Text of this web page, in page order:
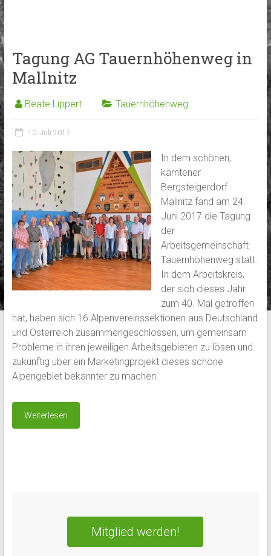
Tagung AG Tauernhöhenweg in
Mallnitz
Beate Lippert Tauernhöhenweg
10. Juli 2017
In dem schönen,
kärntener
Bergsteigerdorf
Mallnitz fand am 24.
Juni 2017 die Tagung
der
Arbeitsgemeinschaft
Tauernhöhenweg statt.
In dem Arbeitskreis,
der sich dieses Jahr
zum 40. Mal getroffen
hat, haben sich 16 Alpenvereinssektionen aus Deutschland
und Österreich zusammengeschlossen, um gemeinsam
Probleme in ihren jeweiligen Arbeitsgebieten zu lösen und
zukünftig über ein Marketingprojekt dieses schöne
Alpengebiet bekannter zu machen.
Weiterlesen
Mitglied werden!